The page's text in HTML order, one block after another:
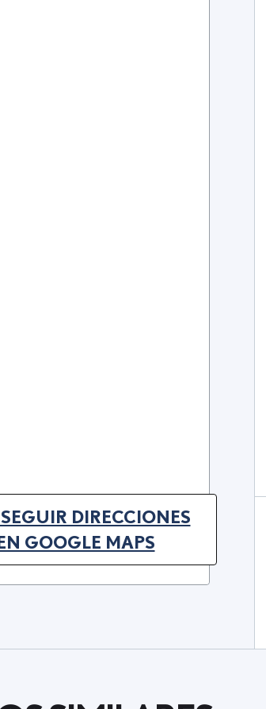
DIRECCIONES
GOOGLE MAPS
(OPENS IN NEW TAB)